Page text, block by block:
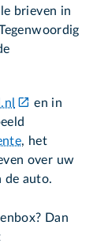
brieven in
en in
, het
over uw
de auto.
Dan